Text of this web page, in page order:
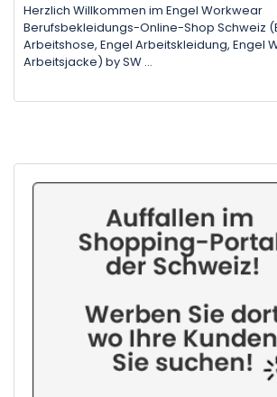
Herzlich Willkommen im Engel Workwear
Berufsbekleidungs-Online-Shop Schweiz
Arbeitshose, Engel Arbeitskleidung, Engel
Arbeitsjacke) by SW ...